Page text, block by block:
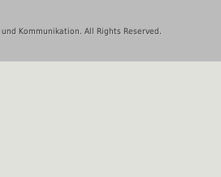
Kommunikation. All Rights Reserved.